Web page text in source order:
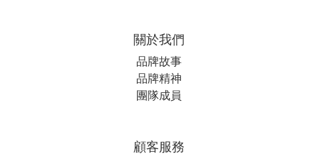
關於我們
品牌故事
品牌精神
團隊成員
顧客服務